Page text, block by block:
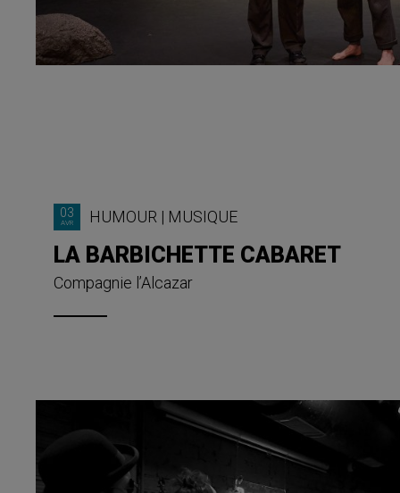
03
AVR HUMOUR | MUSIQUE
LA BARBICHETTE CABARET
Compagnie l’Alcazar